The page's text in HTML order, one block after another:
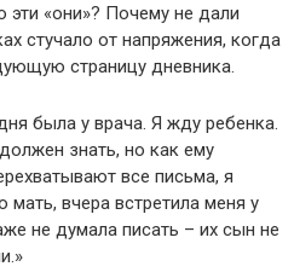
эти «они»? Почему не дали
стучало от напряжения, когда
страницу дневника.
была у врача. Я жду ребенка.
знать, но как ему
все письма, я
мать, вчера встретила меня у
не думала писать – их сын не